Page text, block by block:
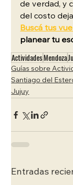
de verdad, y
del costo
Buscá tus
planear tu
ActividadesMendoza
Guías sobre
Santiago del
Jujuy
Entradas